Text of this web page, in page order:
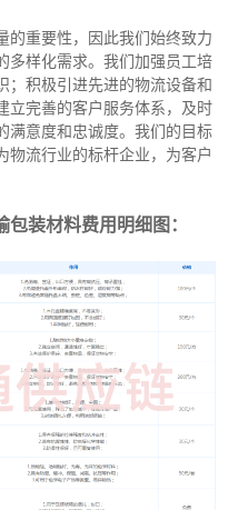
的重要性，因此我们始终致力
多样化需求。我们加强员工培
；积极引进先进的物流设备和
立完善的客户服务体系，及时
满意度和忠诚度。我们的目标
物流行业的标杆企业，为客户
装材料费用明细图：